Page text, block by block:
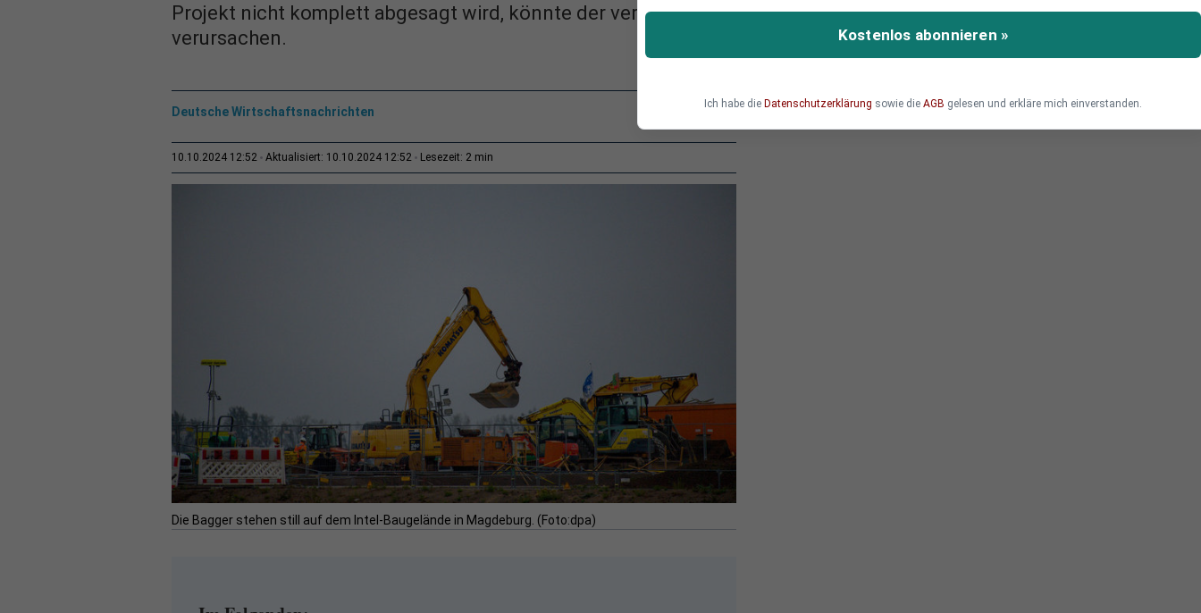
Projekt nicht komplett abgesagt wird, könnte der verspätete Bau deutlich geringere Kosten
verursachen.
Deutsche Wirtschaftsnachrichten
10.10.2024 12:52 Aktualisiert: 10.10.2024 12:52 Lesezeit: 2 min
Die Bagger stehen still auf dem Intel-Baugelände in Magdeburg. (Foto:dpa)
Kostenlos abonnieren »
Ich habe die Datenschutzerklärung sowie die AGB gelesen und erkläre mich einverstanden.